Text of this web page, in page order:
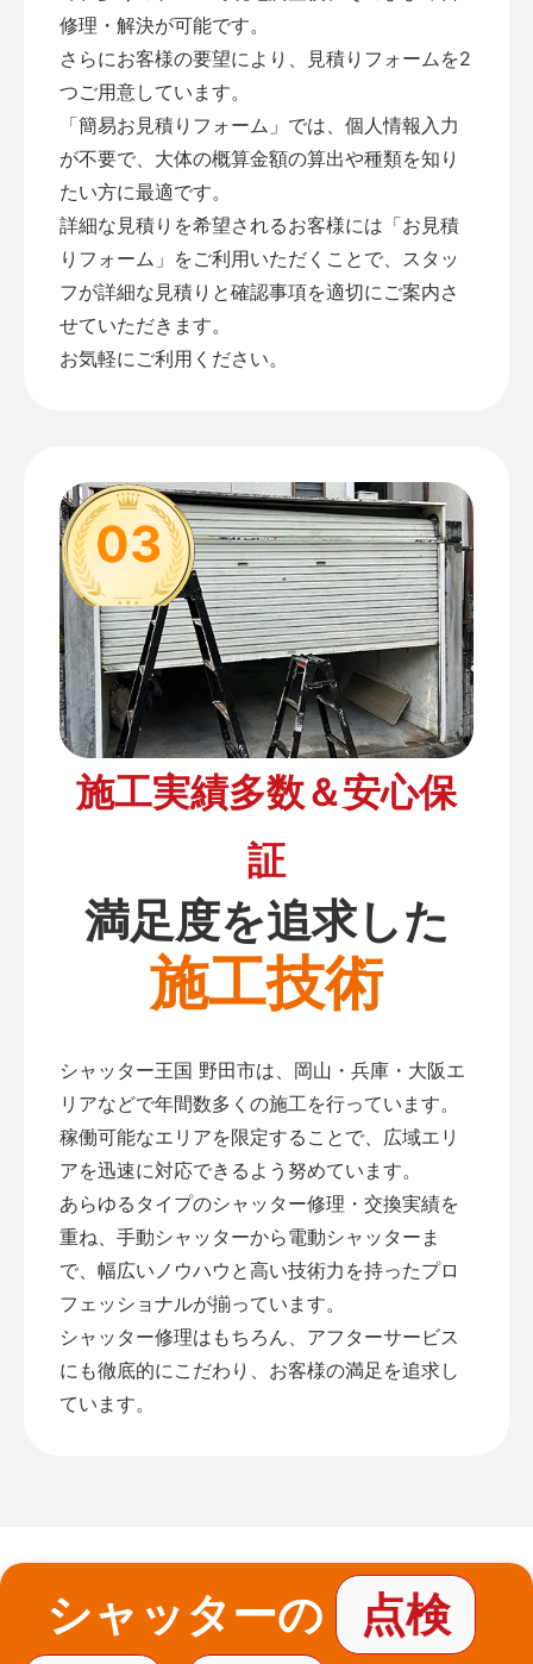
修理・解決が可能です。
さらにお客様の要望により、見積りフォームを2
つご用意しています。
「簡易お見積りフォーム 」では、個人情報入力
が不要で、大体の概算金額の算出や種類を知り
たい方に最適です。
詳細な見積りを希望されるお客様には「お見積
りフォーム 」をご利用いただくことで、スタッ
フが詳細な見積りと確認事項を適切にご案内さ
せていただきます。
お気軽にご利用ください。
03
施工実績多数＆安心保
証
満足度を追求した
施工技術
シャッター王国 野田市は、岡山・兵庫・大阪エ
リアなどで年間数多くの施工を行っています。
稼働可能なエリアを限定することで、広域エリ
アを迅速に対応できるよう努めています。
あらゆるタイプのシャッター修理・交換実績を
重ね、手動シャッターから電動シャッターま
で、幅広いノウハウと高い技術力を持ったプロ
フェッショナルが揃っています。
シャッター修理はもちろん、アフターサービス
にも徹底的にこだわり、お客様の満足を追求し
ています。
シャッターの
点検